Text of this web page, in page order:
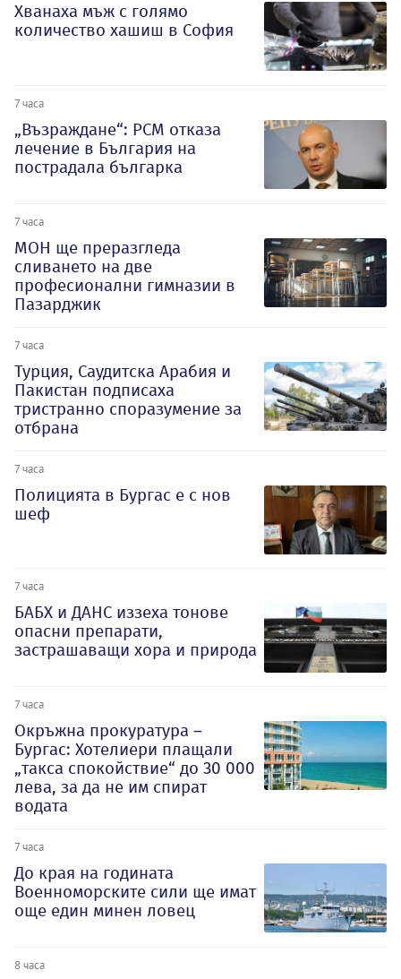
Хванаха мъж с голямо
количество хашиш в София
7 часа
„Възраждане“: РСМ отказа
лечение в България на
пострадала българка
7 часа
МОН ще преразгледа
сливането на две
професионални гимназии в
Пазарджик
7 часа
Турция, Саудитска Арабия и
Пакистан подписаха
тристранно споразумение за
отбрана
7 часа
Полицията в Бургас е с нов
шеф
7 часа
БАБХ и ДАНС иззеха тонове
опасни препарати,
застрашаващи хора и природа
7 часа
Окръжна прокуратура –
Бургас: Хотелиери плащали
„такса спокойствие“ до 30 000
лева, за да не им спират
водата
7 часа
До края на годината
Военноморските сили ще имат
още един минен ловец
8 часа